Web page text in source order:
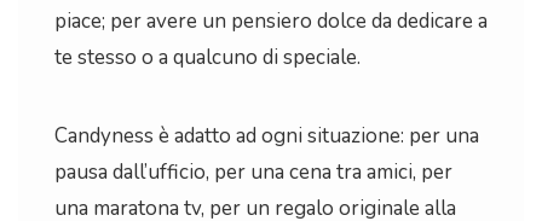
piace; per avere un pensiero dolce da dedicare a
te stesso o a qualcuno di speciale.
Candyness è adatto ad ogni situazione: per una
pausa dall’ufficio, per una cena tra amici, per
una maratona tv, per un regalo originale alla